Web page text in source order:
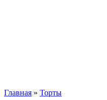
Главная » Торты